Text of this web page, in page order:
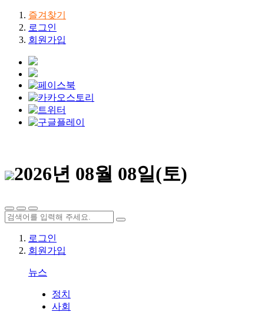
즐겨찾기
로그인
회원가입
2026년 08월 08일(토)
로그인
회원가입
뉴스
정치
사회